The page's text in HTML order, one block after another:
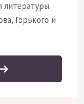
литературы.
Горького и